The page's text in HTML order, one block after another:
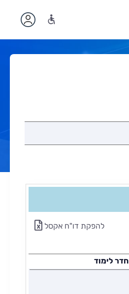
להפקת דו"ח אקסל
חדר לימוד